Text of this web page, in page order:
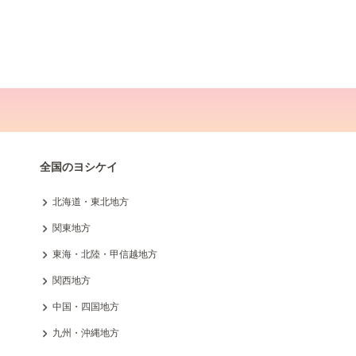
全国のヨシケイ
北海道・東北地方
関東地方
東海・北陸・甲信越地方
関西地方
中国・四国地方
九州・沖縄地方